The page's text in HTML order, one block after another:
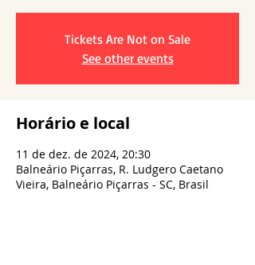
Tickets Are Not on Sale
See other events
Horário e local
11 de dez. de 2024, 20:30
Balneário Piçarras, R. Ludgero Caetano
Vieira, Balneário Piçarras - SC, Brasil